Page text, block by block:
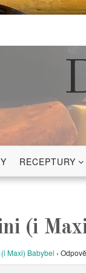
RECEPTURY
(i
Maxi) Babybel ›